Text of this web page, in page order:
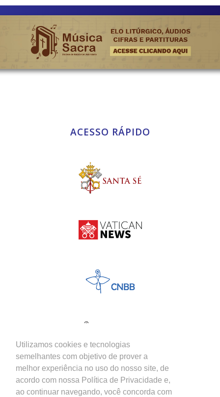
Utilizamos cookies e tecnologias
semelhantes com objetivo de prover a
melhor experiência no uso do nosso site, de
acordo com nossa Política de Privacidade e,
ao continuar navegando, você concorda com
ACESSO RÁPIDO